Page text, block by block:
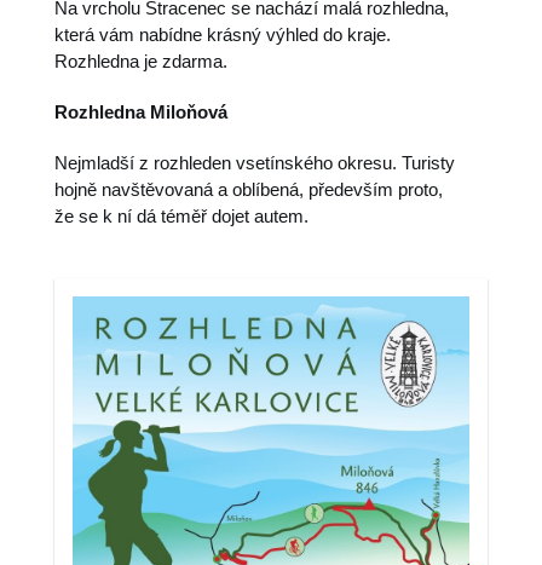
Na vrcholu Stracenec se nachází malá rozhledna,
která vám nabídne krásný výhled do kraje.
Rozhledna je zdarma.
Rozhledna Miloňová
Nejmladší z rozhleden vsetínského okresu. Turisty
hojně navštěvovaná a oblíbená, především proto,
že se k ní dá téměř dojet autem.